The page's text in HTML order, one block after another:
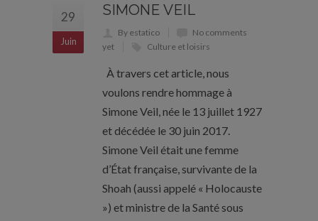
29
Juin
SIMONE VEIL
By estatico
No comments
yet
Culture et loisirs
À travers cet article, nous
voulons rendre hommage à
Simone Veil, née le 13 juillet 1927
et décédée le 30 juin 2017.
Simone Veil était une femme
d’État française, survivante de la
Shoah (aussi appelé « Holocauste
») et ministre de la Santé sous